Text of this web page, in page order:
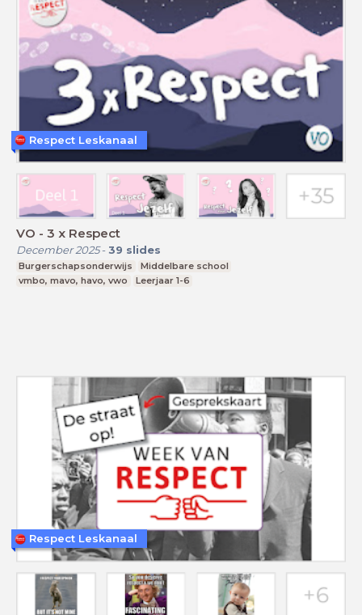
VO - 3 x Respect
December 2025- 39 slides
Burgerschapsonderwijs
Middelbare school
vmbo, mavo, havo, vwo
Leerjaar 1-6
Respect Leskanaal
Respect Leskanaal